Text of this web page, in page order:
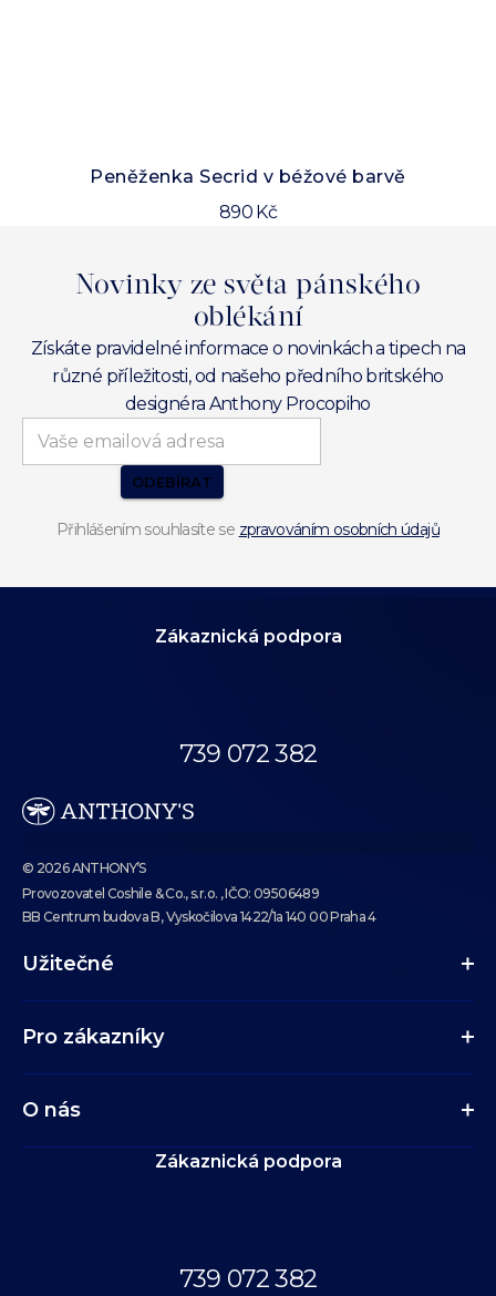
Peněženka Secrid v béžové barvě
890 Kč
Novinky ze světa pánského
oblékání
Získáte pravidelné informace o novinkách a tipech na
různé příležitosti, od našeho předního britského
designéra Anthony Procopiho
ODEBÍRAT
Přihlášením souhlasíte se zpravováním osobních údajů
Zákaznická podpora
739 072 382
© 2026 ANTHONY’S
Provozovatel Coshile & Co., s.r.o. , IČO: 09506489
BB Centrum budova B, Vyskočilova 1422/1a 140 00 Praha 4
Užitečné
Pro zákazníky
O nás
Zákaznická podpora
739 072 382